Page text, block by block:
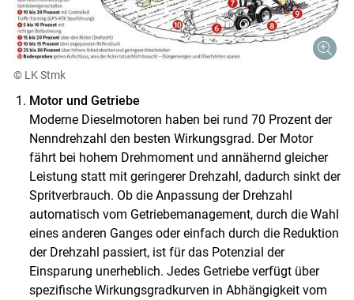
© LK Stmk
Motor und Getriebe
Moderne Dieselmotoren haben bei rund 70 Prozent der
Nenndrehzahl den besten Wirkungsgrad. Der Motor
fährt bei hohem Drehmoment und annähernd gleicher
Leistung statt mit geringerer Drehzahl, dadurch sinkt der
Spritverbrauch. Ob die Anpassung der Drehzahl
automatisch vom Getriebemanagement, durch die Wahl
eines anderen Ganges oder einfach durch die Reduktion
der Drehzahl passiert, ist für das Potenzial der
Einsparung unerheblich. Jedes Getriebe verfügt über
spezifische Wirkungsgradkurven in Abhängigkeit vom